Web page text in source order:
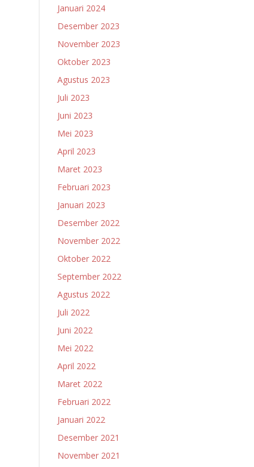
Januari 2024
Desember 2023
November 2023
Oktober 2023
Agustus 2023
Juli 2023
Juni 2023
Mei 2023
April 2023
Maret 2023
Februari 2023
Januari 2023
Desember 2022
November 2022
Oktober 2022
September 2022
Agustus 2022
Juli 2022
Juni 2022
Mei 2022
April 2022
Maret 2022
Februari 2022
Januari 2022
Desember 2021
November 2021